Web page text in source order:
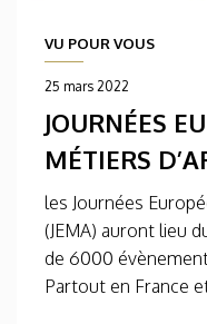
VU POUR VOUS
25 mars 2022
JOURNÉES
MÉTIERS
les Journées
(JEMA) auront lieu
de 6000
Partout en France